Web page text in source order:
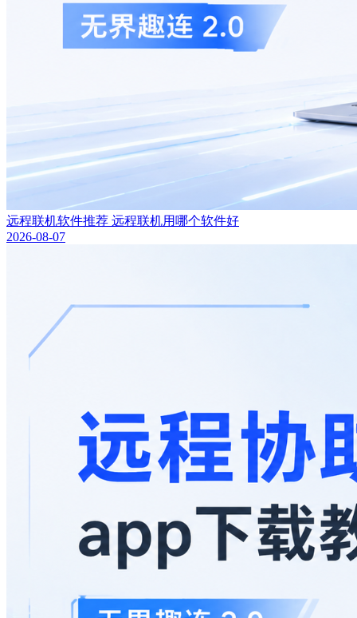
远程联机软件推荐 远程联机用哪个软件好
2026-08-07